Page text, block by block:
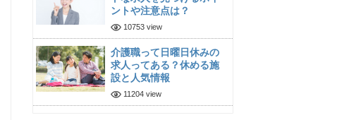
ントや注意点は？
10753 view
介護職って日曜日休みの
求人ってある？休める施
設と人気情報
11204 view